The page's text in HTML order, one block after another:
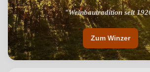
"Weinbautradition seit
"Familienbetrieb im Herzen der
Zum Winzer